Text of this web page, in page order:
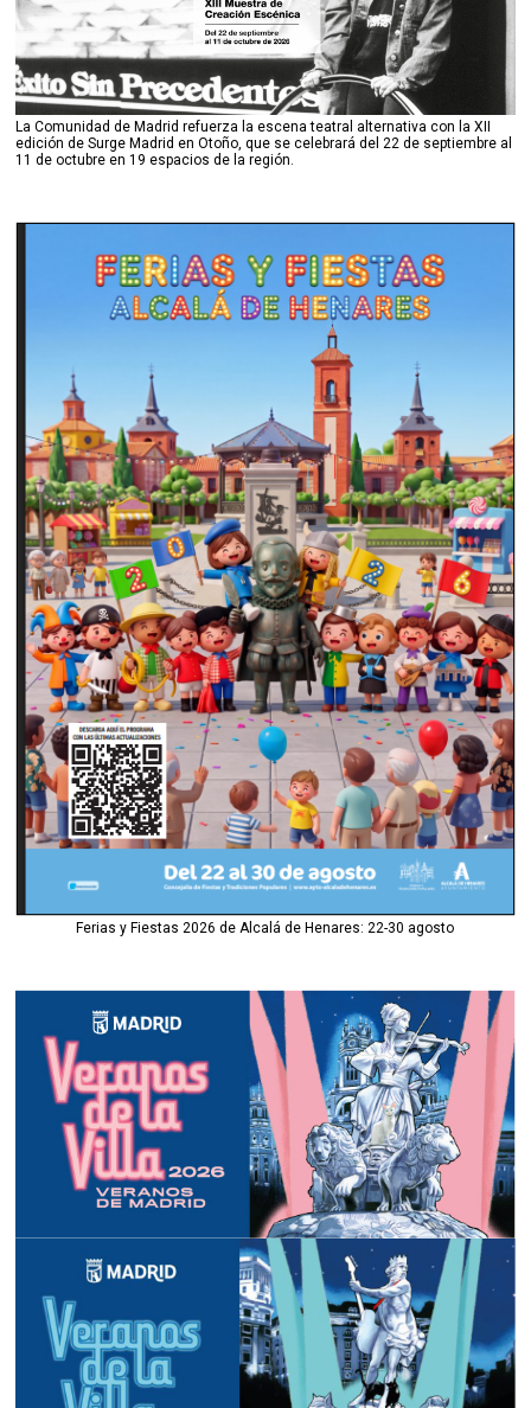
La Comunidad de Madrid refuerza la escena teatral alternativa con la XII
edición de Surge Madrid en Otoño, que se celebrará del 22 de septiembre al
11 de octubre en 19 espacios de la región.
Ferias y Fiestas 2026 de Alcalá de Henares: 22-30 agosto